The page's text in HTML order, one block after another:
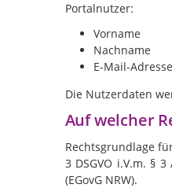
Portalnutzer:
Vorname
Nachname
E-Mail-Adresse
Die Nutzerdaten
Auf welcher
Rechtsgrundlage
3 DSGVO i.V.m. §
(EGovG NRW).